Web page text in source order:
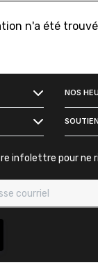
n'a été
NOS
infolettre pour ne